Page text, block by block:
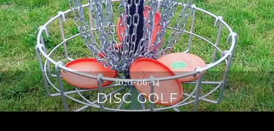
2020-06-14
DISC GOLF